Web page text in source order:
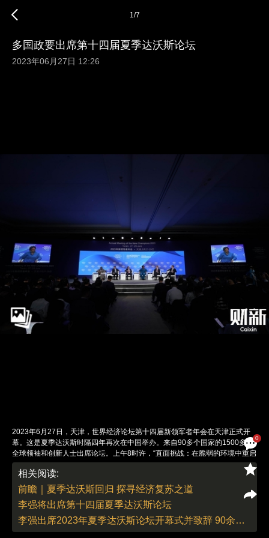
0
1/7
多国政要出席第十四届夏季达沃斯论坛
2023年06月27日 12:26
2023年6月27日，天津，世界经济论坛第十四届新领军者年会在天津正式开
幕。这是夏季达沃斯时隔四年再次在中国举办。来自90多个国家的1500多位
全球领袖和创新人士出席论坛。上午8时许，“直面挑战：在脆弱的环境中重启
增长”分论坛举行，国资委主任张玉卓、新西兰总理希普金斯、巴巴多斯总理
莫特利、越南总理范明政、世界经济论坛总裁博尔格·布伦德以及世界贸易组
织（WTO）总干事伊维拉出席并发言。 图：财新 张芮雪
责任编辑：刘青 | 版面编辑：刘青
相关阅读:
前瞻｜夏季达沃斯回归 探寻经济复苏之道
李强将出席第十四届夏季达沃斯论坛
李强出席2023年夏季达沃斯论坛开幕式并致辞 90余国1500多人与会